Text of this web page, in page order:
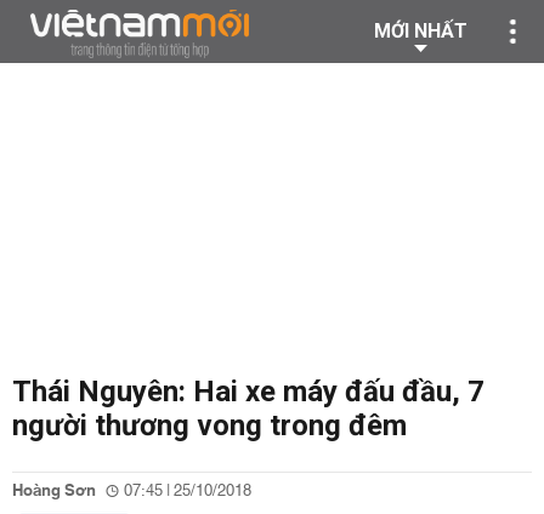
MỚI NHẤT
Thái Nguyên: Hai xe máy đấu đầu, 7
người thương vong trong đêm
Hoàng Sơn 07:45 | 25/10/2018